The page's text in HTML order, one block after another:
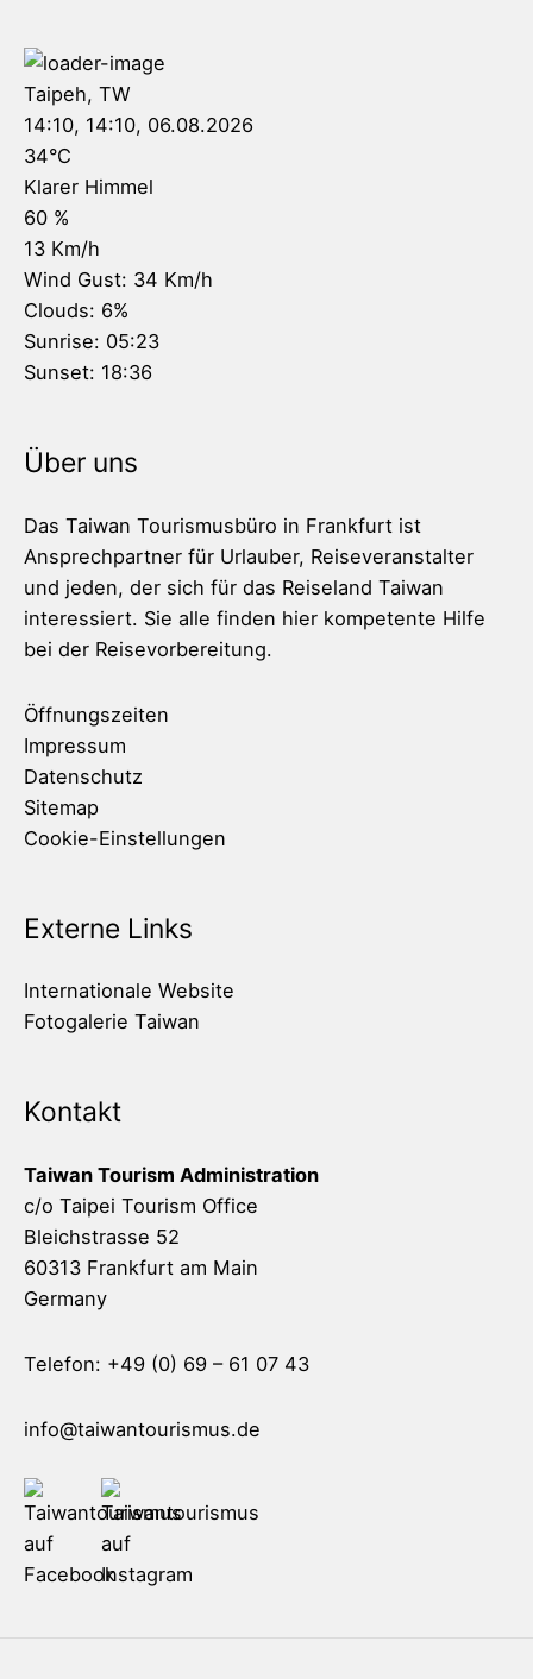
Taipeh, TW
14:10, 14:10, 06.08.2026
34°C
Klarer Himmel
60 %
13 Km/h
Wind Gust: 34 Km/h
Clouds: 6%
Sunrise: 05:23
Sunset: 18:36
Über uns
Das Taiwan Tourismusbüro in Frankfurt ist
Ansprechpartner für Urlauber, Reiseveranstalter
und jeden, der sich für das Reiseland Taiwan
interessiert. Sie alle finden hier kompetente Hilfe
bei der Reisevorbereitung.
Öffnungszeiten
Impressum
Datenschutz
Sitemap
Cookie-Einstellungen
Externe Links
Internationale Website
Fotogalerie Taiwan
Kontakt
Taiwan Tourism Administration
c/o Taipei Tourism Office
Bleichstrasse 52
60313 Frankfurt am Main
Germany
Telefon: +49 (0) 69 – 61 07 43
info@taiwantourismus.de